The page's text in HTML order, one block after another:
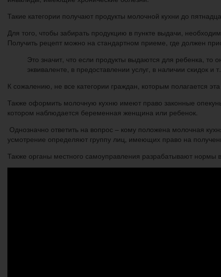
Такие категории получают продукты молочной кухни до
Для того, чтобы забирать продукцию в пункте выдачи,
Получить рецепт можно на стандартном приеме, где должен
Это значит, что если продукты выдаются для ребенка,
эквиваленте, в предоставлении услуг, в наличии скидок
К сожалению, не все категории граждан, которым полагается
Также оформить молочную кухню имеют право законные
котором наблюдается беременная женщина или ребенок.
Однозначно ответить на вопрос – кому положена молочная
усмотрение определяют группу лиц, имеющих право на
Также органы местного самоуправления разрабатывают нормы